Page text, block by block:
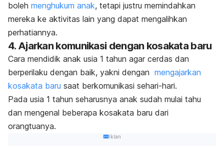
boleh menghukum anak, tetapi justru memindahkan
mereka ke aktivitas lain yang dapat mengalihkan
perhatiannya.
4. Ajarkan komunikasi dengan kosakata baru
Cara mendidik anak usia 1 tahun agar cerdas dan
berperilaku dengan baik, yakni dengan mengajarkan
kosakata baru saat berkomunikasi sehari-hari.
Pada usia 1 tahun seharusnya anak sudah mulai tahu
dan mengenal beberapa kosakata baru dari
orangtuanya.
Iklan